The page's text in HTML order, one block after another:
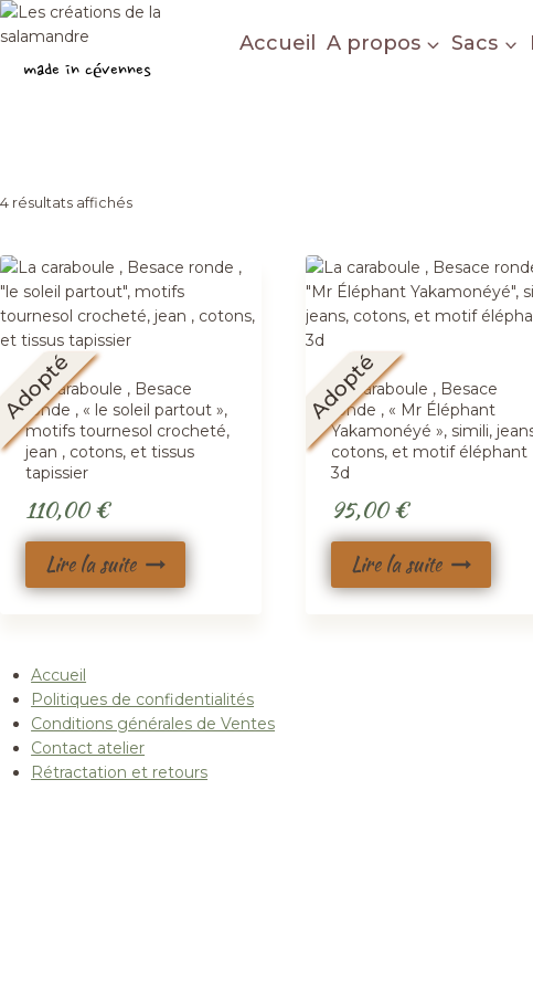
Aller
au
contenu
Les créations de la salamandre
made in cévennes
Accueil A propos Sacs
4 résultats affichésTrié
plus
récent
ancien
La caraboule , Besace
ronde , « le soleil partout »,
motifs tournesol crocheté,
jean , cotons, et tissus
tapissier
110,00€
Lire la suite
Adopté
La caraboule , Besace
ronde , « Mr Éléphant
Yakamonéyé », simili,
cotons, et motif éléphant
3d
95,00€
Lire la suite
Accueil
Politiques de confidentialités
Conditions générales de Ventes
Contact atelier
Rétractation et retours